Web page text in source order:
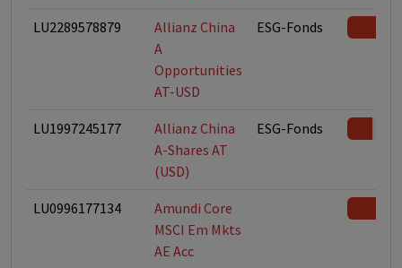
LU2289578879
Allianz China
A
Opportunities
AT-USD
ESG-Fonds
LU1997245177
Allianz China
A-Shares AT
(USD)
ESG-Fonds
LU0996177134
Amundi Core
MSCI Em Mkts
AE Acc